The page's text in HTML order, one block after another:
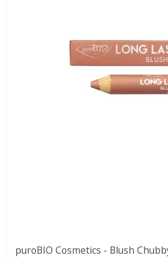
puroBIO Cosmetics - Blush